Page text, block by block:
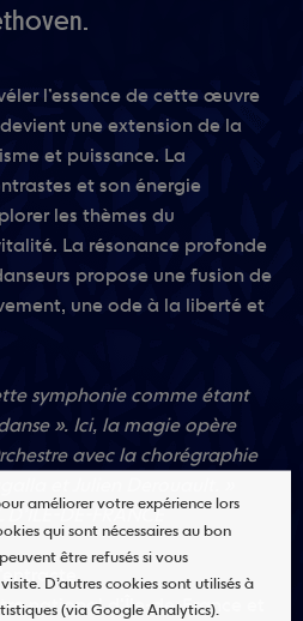
l’essence de cette œuvre
une extension de la
et puissance. La
et son énergie
les thèmes du
La résonance profonde
propose une fusion de
une ode à la liberté et
symphonie comme étant
». Ici, la magie opère
avec la chorégraphie
D’ÎLE-DE-FRANCE
national d’Île-de-France et
améliorer votre expérience lors
qui sont nécessaires au bon
être refusés si vous
D’autres cookies sont utilisés à
(via Google Analytics).